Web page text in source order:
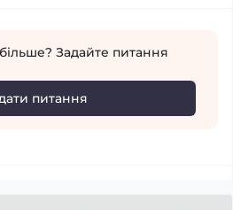
Задайте питання
питання